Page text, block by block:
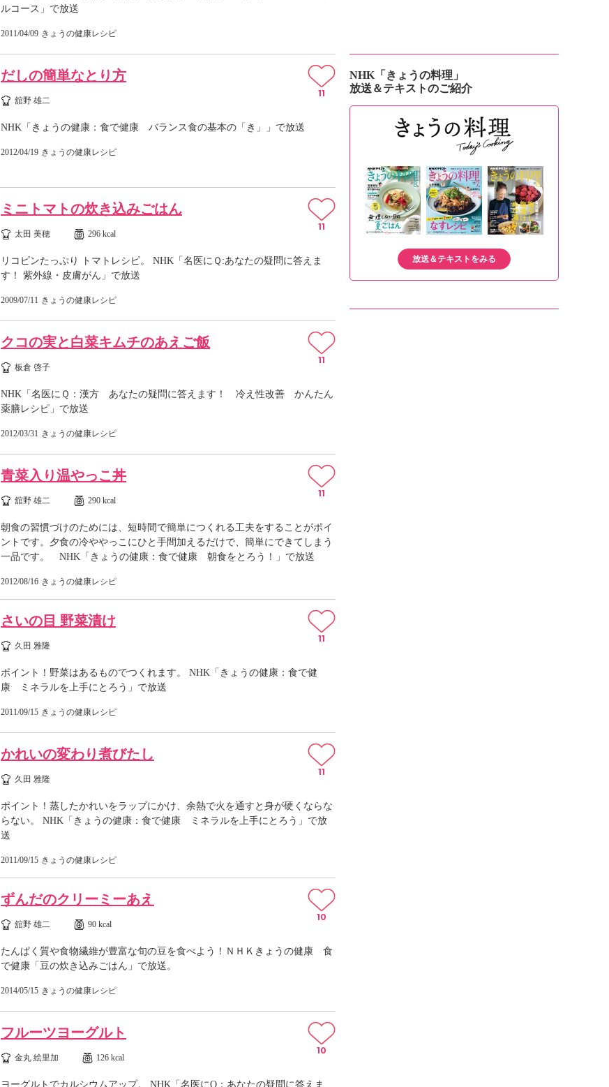
ルコース」で放送
2011/04/09 きょうの健康レシピ
だしの簡単なとり方
舘野 雄二
NHK「きょうの健康：食で健康 バランス食の基本の「き」」で放送
2012/04/19 きょうの健康レシピ
11
ミニトマトの炊き込みごはん
太田 美穂 296 kcal
リコピンたっぷり トマトレシピ。 NHK「名医にＱ:あなたの疑問に答えま
す！ 紫外線・皮膚がん」で放送
2009/07/11 きょうの健康レシピ
11
クコの実と白菜キムチのあえご飯
板倉 啓子
NHK「名医にＱ：漢方 あなたの疑問に答えます！ 冷え性改善 かんたん
薬膳レシピ」で放送
2012/03/31 きょうの健康レシピ
11
青菜入り温やっこ丼
舘野 雄二 290 kcal
朝食の習慣づけのためには、短時間で簡単につくれる工夫をすることがポイ
ントです。夕食の冷ややっこにひと手間加えるだけで、簡単にできてしまう
一品です。 NHK「きょうの健康：食で健康 朝食をとろう！」で放送
2012/08/16 きょうの健康レシピ
11
さいの目 野菜漬け
久田 雅隆
ポイント！野菜はあるものでつくれます。 NHK「きょうの健康：食で健
康 ミネラルを上手にとろう」で放送
2011/09/15 きょうの健康レシピ
11
かれいの変わり煮びたし
久田 雅隆
ポイント！蒸したかれいをラップにかけ、余熱で火を通すと身が硬くならな
らない。 NHK「きょうの健康：食で健康 ミネラルを上手にとろう」で放
送
2011/09/15 きょうの健康レシピ
11
ずんだのクリーミーあえ
舘野 雄二 90 kcal
たんぱく質や食物繊維が豊富な旬の豆を食べよう！ＮＨＫきょうの健康 食
で健康「豆の炊き込みごはん」で放送。
2014/05/15 きょうの健康レシピ
10
フルーツヨーグルト
金丸 絵里加 126 kcal
ヨーグルトでカルシウムアップ。 NHK「名医にQ：あなたの疑問に答えま
10
NHK「きょうの料理」
放送＆テキストのご紹介
放送＆テキストをみる